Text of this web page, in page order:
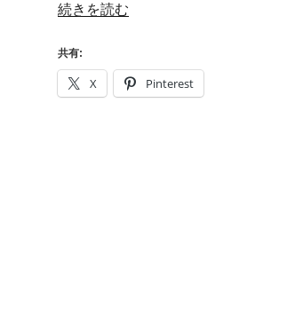
ポ
ツ
ア
ロ
“乗
CIAO！
イ
ナ
続きを読む
共有:
X Pinterest